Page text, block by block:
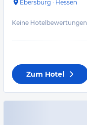
Ebersburg · Hessen
Keine Hotelbewertungen
Zum Hotel